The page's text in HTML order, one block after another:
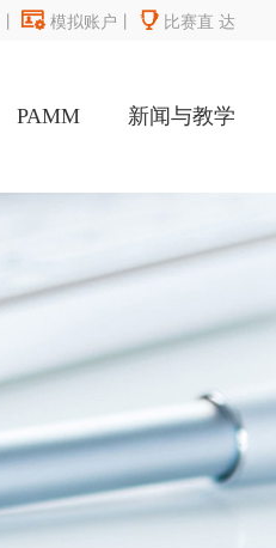
 模拟账户  比赛直 达
PAMM 新闻与教学